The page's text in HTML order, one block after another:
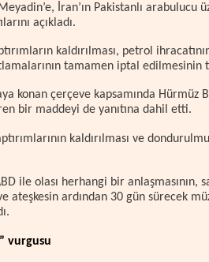
İran’ın Pakistanlı arabulucu
açıkladı.
kaldırılması, petrol
tamamen iptal
konan çerçeve kapsamında Hürmüz
bir maddeyi de yanıtına dahil etti.
kaldırılması ve
ile olası herhangi bir anlaşmasının,
ateşkesin ardından 30 gün sürecek
vurgusu